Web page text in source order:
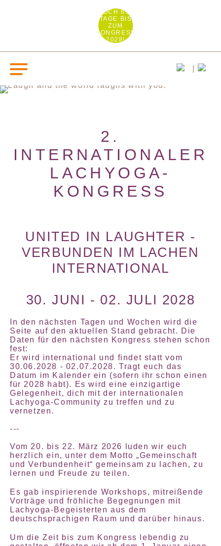
NOCH 691
TAGE BIS
ZUM
KONGRESS
2028!
2.
INTERNATIONALER
LACHYOGA-
KONGRESS
UNITED IN LAUGHTER -
VERBUNDEN IM LACHEN
INTERNATIONAL
30. JUNI - 02. JULI 2028
In den nächsten Tagen und Wochen wird die
Seite auf den aktuellen Stand gebracht. Die
Daten für den nächsten Kongress stehen schon
fest:
Er wird international und findet statt vom
30.06.2028 - 02.07.2028. Tragt euch das
Datum im Kalender ein (sofern ihr schon einen
für 2028 habt). Es wird eine einzigartige
Gelegenheit, dich mit der internationalen
Lachyoga-Community zu treffen und zu
vernetzen.
---
Vom 20. bis 22. März 2026 luden wir euch
herzlich ein, unter dem Motto „Gemeinschaft
und Verbundenheit“ gemeinsam zu lachen, zu
lernen und Freude zu teilen.
Es gab inspirierende Workshops, mitreißende
Vorträge und fröhliche Begegnungen mit
Lachyoga-Begeisterten aus dem
deutschsprachigen Raum und darüber hinaus.
Um die Zeit bis zum Kongress lebendig zu